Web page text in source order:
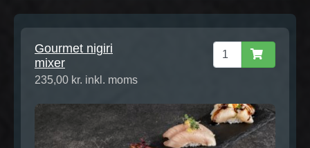
Gourmet nigiri
mixer
235,00 kr. inkl. moms